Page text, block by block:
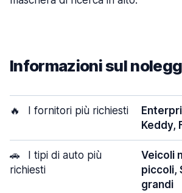
Informazioni sul
🔥 I fornitori più richiesti
Keddy,
🚗
I tipi di auto più
richiesti
Veicoli
piccoli,
grandi